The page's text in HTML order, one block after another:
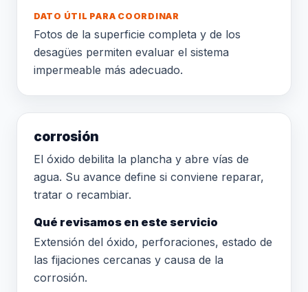
DATO ÚTIL PARA COORDINAR
Fotos de la superficie completa y de los
desagües permiten evaluar el sistema
impermeable más adecuado.
corrosión
El óxido debilita la plancha y abre vías de
agua. Su avance define si conviene reparar,
tratar o recambiar.
Qué revisamos en este servicio
Extensión del óxido, perforaciones, estado de
las fijaciones cercanas y causa de la
corrosión.